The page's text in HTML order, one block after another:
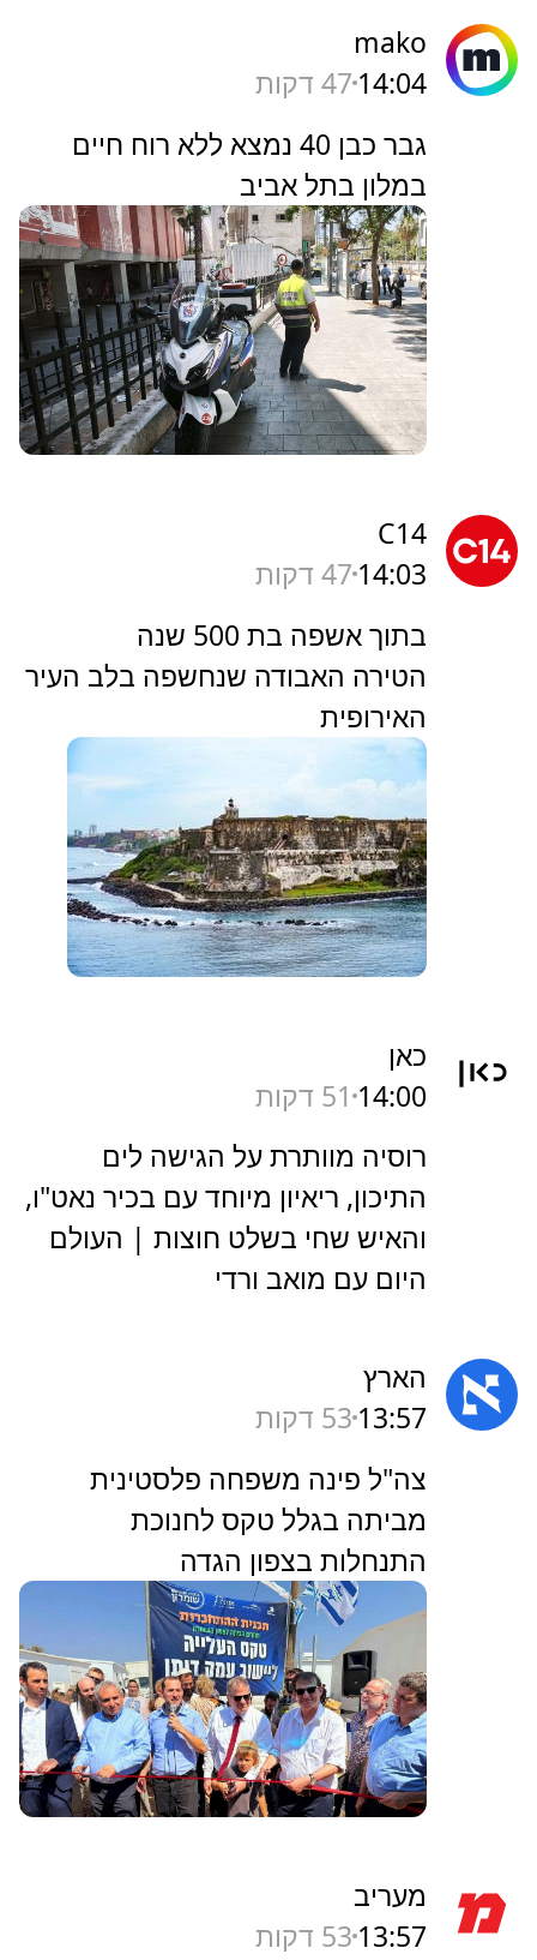
mako
14:04 47 דקות
גבר כבן 40 נמצא ללא רוח חיים
במלון בתל אביב
C14
14:03 47 דקות
בתוך אשפה בת 500 שנה
הטירה האבודה שנחשפה בלב העיר
האירופית
כאן
14:00 51 דקות
רוסיה מוותרת על הגישה לים
התיכון, ריאיון מיוחד עם בכיר נאט"ו,
והאיש שחי בשלט חוצות | העולם
היום עם מואב ורדי
הארץ
13:57 53 דקות
‏צה"ל פינה משפחה פלסטינית
מביתה בגלל טקס לחנוכת
התנחלות בצפון הגדה
מעריב
13:57 53 דקות